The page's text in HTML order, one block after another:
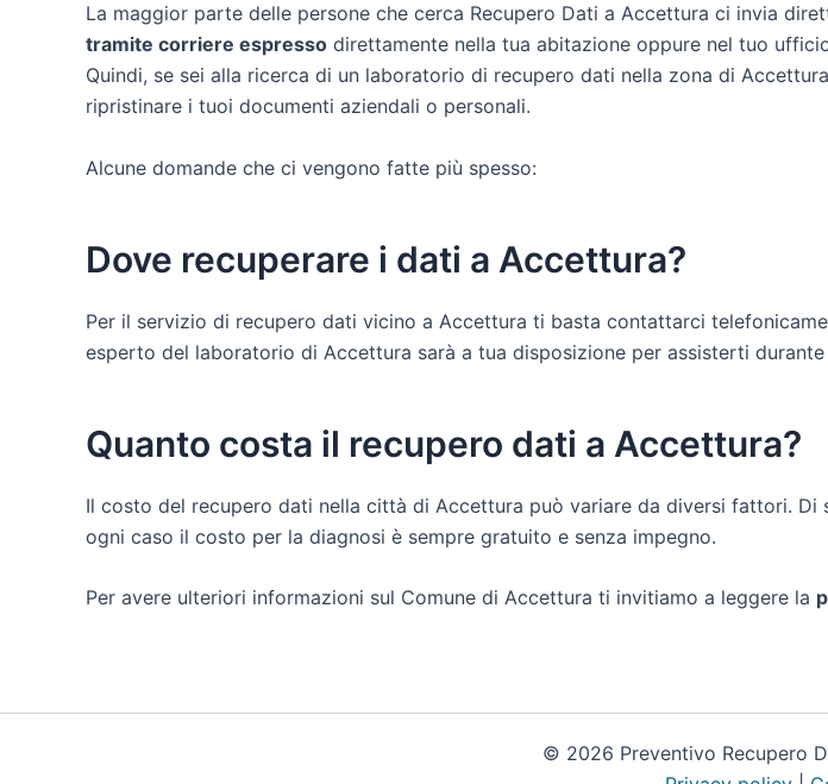
La maggior parte delle persone che cerca Recupero Dati a Accettura ci invia
tramite corriere espresso direttamente nella tua abitazione oppure nel tuo
Quindi, se sei alla ricerca di un laboratorio di recupero dati nella zona di
ripristinare i tuoi documenti aziendali o personali.
Alcune domande che ci vengono fatte più spesso:
Dove recuperare i dati a Accettura?
Per il servizio di recupero dati vicino a Accettura ti basta contattarci
esperto del laboratorio di Accettura sarà a tua disposizione per assisterti
Quanto costa il recupero dati a Accettura?
Il costo del recupero dati nella città di Accettura può variare da diversi fattori.
ogni caso il costo per la diagnosi è sempre gratuito e senza impegno.
Per avere ulteriori informazioni sul Comune di Accettura ti invitiamo a leggere la
© 2026 Preventivo Recupero